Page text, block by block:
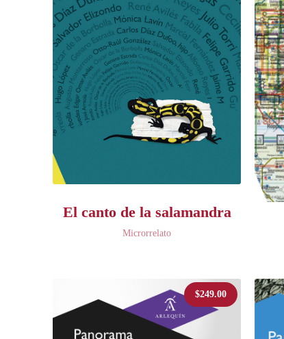
El canto de la salamandra
Microrrelato
$249.00